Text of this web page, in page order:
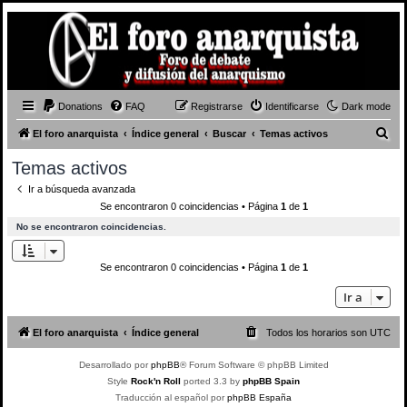
Dark mode
Donations FAQ Identificarse
Registrarse
El foro anarquista Índice general Buscar Temas activos
Temas activos
Ir a búsqueda avanzada
Se encontraron 0 coincidencias • Página 1de 1
No se encontraron coincidencias.
Se encontraron 0 coincidencias • Página 1de 1
Ir a
El foro anarquista Índice general Todos los horarios son UTC
Desarrollado porphpBB® Forum Software © phpBB Limited
Style Rock'n Roll ported 3.3 by phpBB Spain
Traducción al español porphpBB España